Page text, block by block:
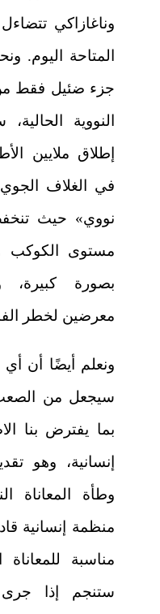
وناغازاكي
المتاحة اليوم.
جزء ضئيل فقط
النووية
إطلاق ملايين
في الغلاف
نووي» حيث
مستوى الكوكب
بصورة كبيرة،
معرضين لخطر
ونعلم أيضًا أن أي
سيجعل من الصعب
بما يفترض بنا
إنسانية، وهو
وطأة المعاناة
منظمة إنسانية
مناسبة للمعاناة
ستنجم إذا